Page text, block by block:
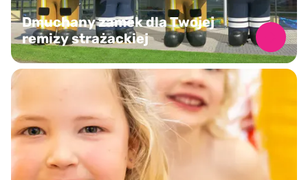
Dmuchany zamek dla Twojej
remizy strażackiej